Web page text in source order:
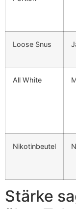
Loose Snus
All White
Nikotinbeutel
Stärke